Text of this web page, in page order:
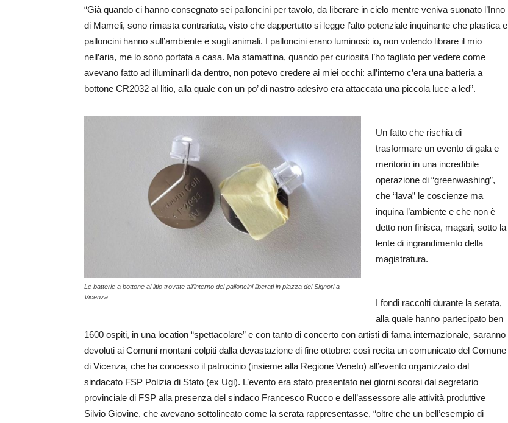
“Già quando ci hanno consegnato sei palloncini per tavolo, da liberare in cielo mentre veniva suonato l’Inno
di Mameli, sono rimasta contrariata, visto che dappertutto si legge l’alto potenziale inquinante che plastica e
palloncini hanno sull’ambiente e sugli animali. I palloncini erano luminosi: io, non volendo librare il mio
nell’aria, me lo sono portata a casa. Ma stamattina, quando per curiosità l’ho tagliato per vedere come
avevano fatto ad illuminarli da dentro, non potevo credere ai miei occhi: all’interno c’era una batteria a
bottone CR2032 al litio, alla quale con un po’ di nastro adesivo era attaccata una piccola luce a led”.
Le batterie a bottone al litio trovate all’interno dei palloncini liberati in piazza dei Signori a
Vicenza
Un fatto che rischia di
trasformare un evento di gala e
meritorio in una incredibile
operazione di “greenwashing”,
che “lava” le coscienze ma
inquina l’ambiente e che non è
detto non finisca, magari, sotto la
lente di ingrandimento della
magistratura.
I fondi raccolti durante la serata,
alla quale hanno partecipato ben
1600 ospiti, in una location “spettacolare” e con tanto di concerto con artisti di fama internazionale, saranno
devoluti ai Comuni montani colpiti dalla devastazione di fine ottobre: così recita un comunicato del Comune
di Vicenza, che ha concesso il patrocinio (insieme alla Regione Veneto) all’evento organizzato dal
sindacato FSP Polizia di Stato (ex Ugl). L’evento era stato presentato nei giorni scorsi dal segretario
provinciale di FSP alla presenza del sindaco Francesco Rucco e dell’assessore alle attività produttive
Silvio Giovine, che avevano sottolineato come la serata rappresentasse, “oltre che un bell’esempio di